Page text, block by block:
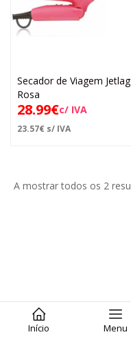
Início Menu
Secador de Viagem Jetlag
Rosa
28.99€c/ IVA
23.57€ s/ IVA
A mostrar todos os 2